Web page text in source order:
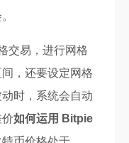
交易，进行网格
，还要设定网格
时，系统会自动
如何运用 Bitpie